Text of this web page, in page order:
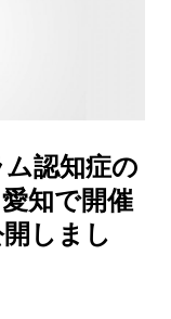
認知症の
知で開催
しまし